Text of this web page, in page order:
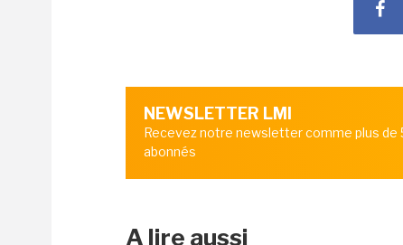
NEWSLETTER LMI
Recevez notre newsletter comme plus
abonnés
A lire aussi